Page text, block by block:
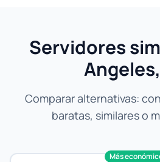
Servidores
Comparar alternativas:
baratas, similares o
Más